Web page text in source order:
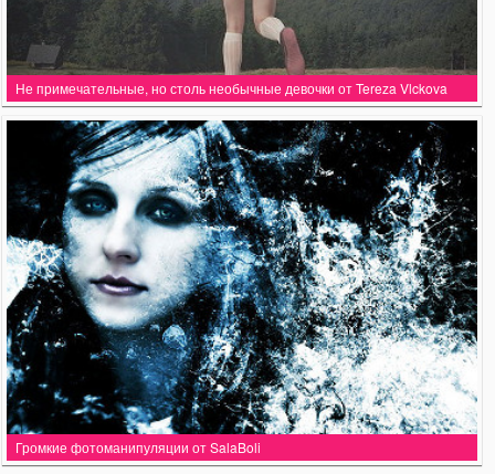
Не примечательные, но столь необычные девочки от Tereza Vlckova
Громкие фотоманипуляции от SalaBoli